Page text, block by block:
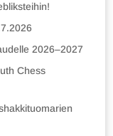
2026–2027
Chess